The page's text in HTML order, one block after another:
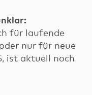
für laufende
nur für neue
ist aktuell noch